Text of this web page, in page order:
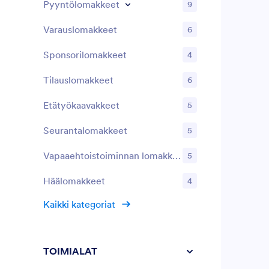
Pyyntölomakkeet 9
Varauslomakkeet 6
Sponsorilomakkeet 4
Tilauslomakkeet 6
Etätyökaavakkeet 5
Seurantalomakkeet 5
Vapaaehtoistoiminnan lomakkeet 5
Häälomakkeet 4
Kaikki kategoriat
TOIMIALAT